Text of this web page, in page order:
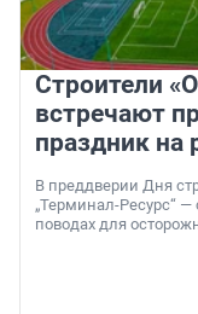
Строители
встречают
праздник на
В преддверии Дня
„Терминал-Ресурс“
поводах для